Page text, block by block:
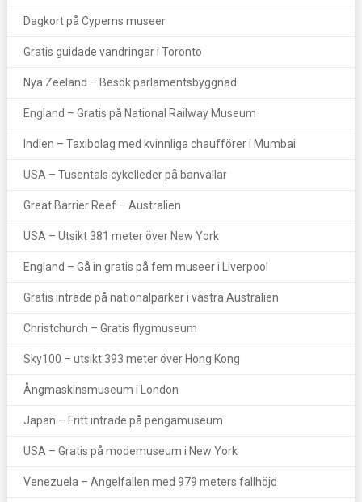
Dagkort på Cyperns museer
Gratis guidade vandringar i Toronto
Nya Zeeland – Besök parlamentsbyggnad
England – Gratis på National Railway Museum
Indien – Taxibolag med kvinnliga chaufförer i Mumbai
USA – Tusentals cykelleder på banvallar
Great Barrier Reef – Australien
USA – Utsikt 381 meter över New York
England – Gå in gratis på fem museer i Liverpool
Gratis inträde på nationalparker i västra Australien
Christchurch – Gratis flygmuseum
Sky100 – utsikt 393 meter över Hong Kong
Ångmaskinsmuseum i London
Japan – Fritt inträde på pengamuseum
USA – Gratis på modemuseum i New York
Venezuela – Angelfallen med 979 meters fallhöjd